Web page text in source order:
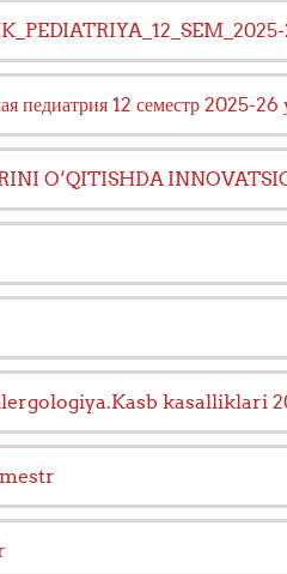
педиатрия 12 семестр 2025-26
O‘QITISHDA
kasalliklari